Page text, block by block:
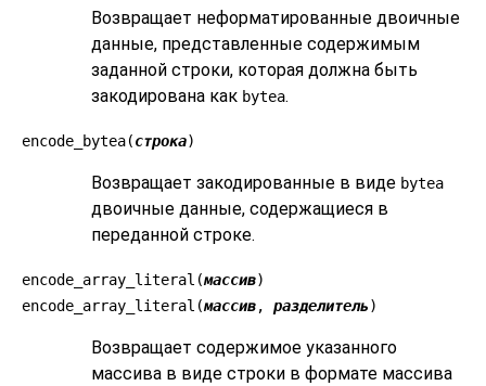
Возвращает неформатированные двоичные
данные, представленные содержимым
заданной строки, которая должна быть
закодирована как bytea.
encode_bytea(строка)
Возвращает закодированные в виде bytea
двоичные данные, содержащиеся в
переданной строке.
encode_array_literal(массив)
encode_array_literal(массив, разделитель)
Возвращает содержимое указанного
массива в виде строки в формате массива